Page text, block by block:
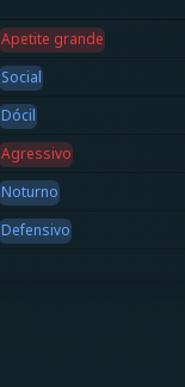
Apetite grande
Social
Dócil
Agressivo
Noturno
Defensivo